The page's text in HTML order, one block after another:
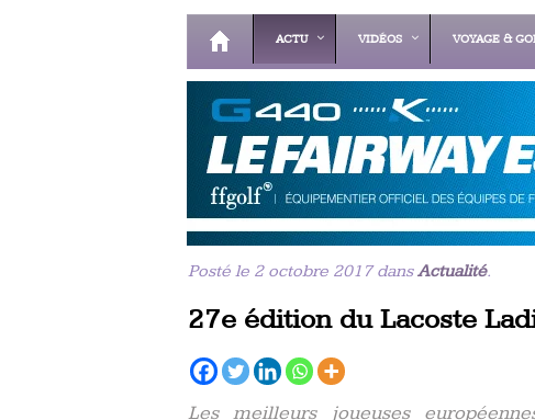
ACTU VIDÉOS VOYAGE &
Posté le 2 octobre 2017 dansActualité.
27e édition du Lacoste
Les meilleurs joueuses